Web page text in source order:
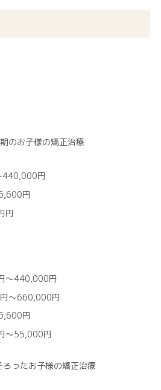
のお子様の矯正治療
円
円
円
～440,000円
～660,000円
円
～55,000円
ったお子様の矯正治療